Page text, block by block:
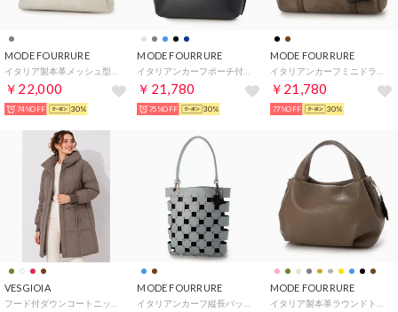
MODE FOURRURE
￥22,000
74%OFF 30%
MODE FOURRURE
￥21,780
75%OFF 30%
MODE FOURRURE
￥21,780
77%OFF 30%
VESGIOIA MODE FOURRURE MODE FOURRURE